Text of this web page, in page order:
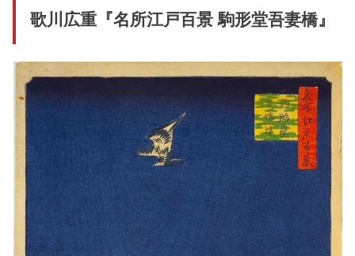
歌川広重『名所江戸百景 駒形堂吾妻橋』